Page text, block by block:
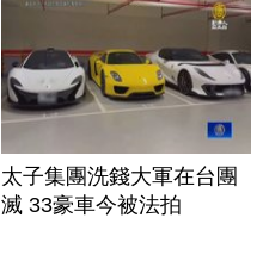
太子集團洗錢大軍在台團
滅 33豪車今被法拍